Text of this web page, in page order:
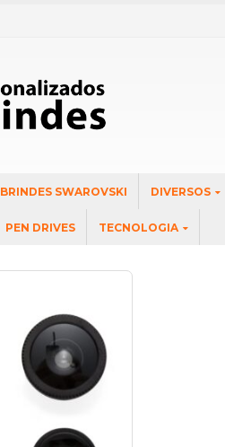
BRINDES SWAROVSKI DIVERSOS
PEN DRIVES TECNOLOGIA